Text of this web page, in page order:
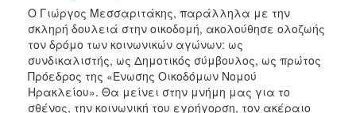
Ο Γιώργος Μεσσαριτάκης, παράλληλα με την
σκληρή δουλειά στην οικοδομή, ακολούθησε ολοζωής
τον δρόμο των κοινωνικών αγώνων: ως
συνδικαλιστής, ως Δημοτικός σύμβουλος, ως πρώτος
Πρόεδρος της «Ένωσης Οικοδόμων Νομού
Ηρακλείου». Θα μείνει στην μνήμη μας για το
σθένος, την κοινωνική του εγρήγορση, τον ακέραιο